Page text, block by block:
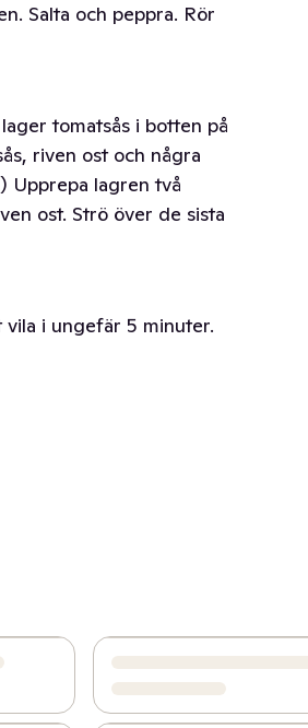
Salta och peppra. Rör
tomatsås i botten på
riven ost och några
Upprepa lagren två
ost. Strö över de sista
i ungefär 5 minuter.